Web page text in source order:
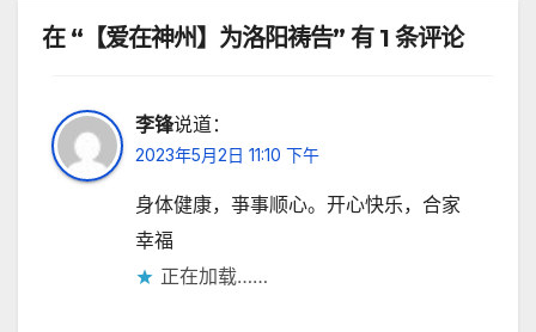
航
在 “【爱在神州】为洛阳祷告” 有 1 条评论
李锋说道：
2023年5月2日 11:10 下午
身体健康，亊事顺心。开心快乐，合家
幸福
正在加载……